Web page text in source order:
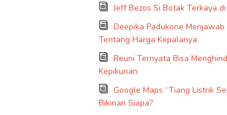
Jeff Bezos Si Botak Terkaya
Deepika Padukone Menjawab
Tentang Harga Kepalanya
Reuni Ternyata Bisa
Kepikunan
Google Maps “Tiang Listrik
Bikinan Siapa?